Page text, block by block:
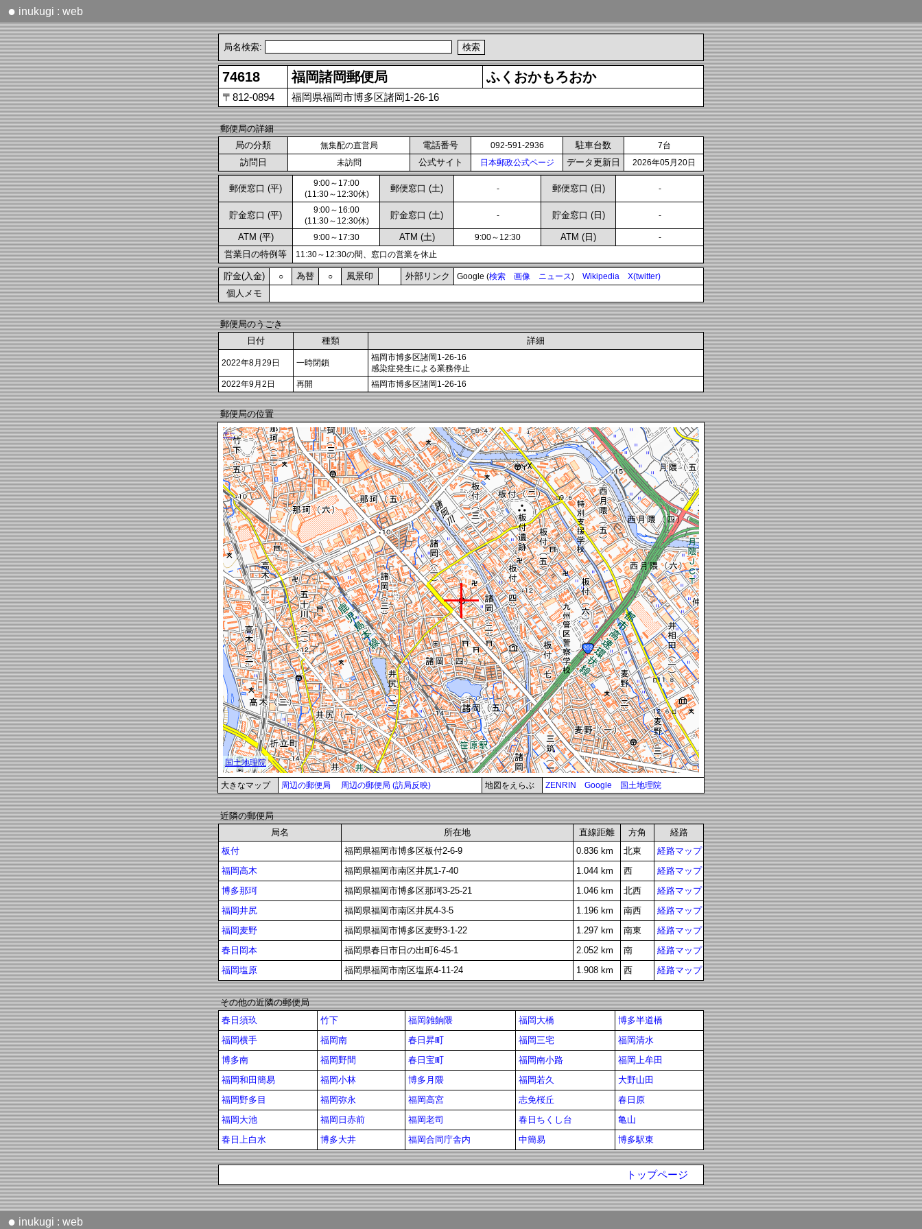
● inukugi : web
局名検索:
74618 福岡諸岡郵便局 ふくおかもろおか
〒812-0894 福岡県福岡市博多区諸岡1-26-16
郵便局の詳細
局の分類
無集配の直営局 電話番号 092-591-2936 駐車台数 7台
訪問日 未訪問 公式サイト 日本郵政公式ページ データ更新日 2026年05月20日
郵便窓口 (平)
9:00～17:00
(11:30～12:30休)
郵便窓口 (土) - 郵便窓口 (日) -
貯金窓口 (平)
9:00～16:00
(11:30～12:30休)
貯金窓口 (土) - 貯金窓口 (日) -
ATM (平) 9:00～17:30 ATM (土) 9:00～12:30 ATM (日) -
営業日の特例等 11:30～12:30の間、窓口の営業を休止
貯金(入金) ○ 為替 ○ 風景印 外部リンク Google (検索 画像 ニュース) Wikipedia X(twitter)
個人メモ
郵便局のうごき
日付
種類 詳細
2022年8月29日 一時閉鎖
福岡市博多区諸岡1-26-16
感染症発生による業務停止
2022年9月2日
再開 福岡市博多区諸岡1-26-16
郵便局の位置
大きなマップ 周辺の郵便局 周辺の郵便局 (訪局反映) 地図をえらぶ ZENRIN Google 国土地理院
近隣の郵便局
局名
所在地 直線距離 方角
経路
板付
福岡県福岡市博多区板付2-6-9 0.836 km 北東
経路マップ
福岡高木
福岡県福岡市南区井尻1-7-40 1.044 km 西
経路マップ
博多那珂
福岡県福岡市博多区那珂3-25-21 1.046 km 北西
経路マップ
福岡井尻
福岡県福岡市南区井尻4-3-5 1.196 km 南西
経路マップ
福岡麦野
福岡県福岡市博多区麦野3-1-22 1.297 km 南東
経路マップ
春日岡本
福岡県春日市日の出町6-45-1 2.052 km 南
経路マップ
福岡塩原
福岡県福岡市南区塩原4-11-24 1.908 km 西 経路マップ
その他の近隣の郵便局
春日須玖
竹下 福岡雑餉隈 福岡大橋
博多半道橋
福岡横手
福岡南 春日昇町 福岡三宅
福岡清水
博多南
福岡野間 春日宝町 福岡南小路
福岡上牟田
福岡和田簡易
福岡小林 博多月隈 福岡若久
大野山田
福岡野多目
福岡弥永 福岡高宮 志免桜丘
春日原
福岡大池
福岡日赤前 福岡老司 春日ちくし台
亀山
春日上白水
博多大井 福岡合同庁舎内 中簡易 博多駅東
トップページ
● inukugi : web